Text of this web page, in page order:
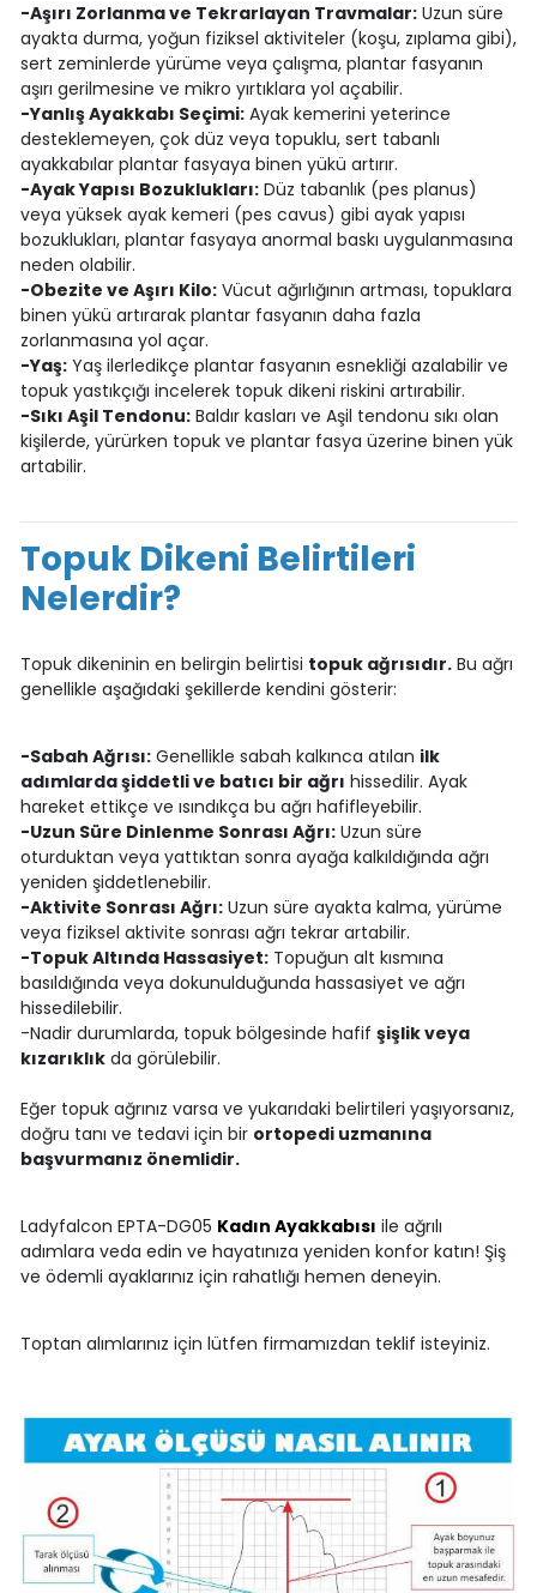
-Aşırı Zorlanma ve Tekrarlayan Travmalar:Uzun süre
ayakta durma, yoğun fiziksel aktiviteler (koşu, zıplama gibi),
sert zeminlerde yürüme veya çalışma, plantar fasyanın
aşırı gerilmesine ve mikro yırtıklara yol açabilir.
-Yanlış Ayakkabı Seçimi:Ayak kemerini yeterince
desteklemeyen, çok düz veya topuklu, sert tabanlı
ayakkabılar plantar fasyaya binen yükü artırır.
-Ayak Yapısı Bozuklukları:Düz tabanlık (pes planus)
veya yüksek ayak kemeri (pes cavus) gibi ayak yapısı
bozuklukları, plantar fasyaya anormal baskı uygulanmasına
neden olabilir.
-Obezite ve Aşırı Kilo:Vücut ağırlığının artması, topuklara
binen yükü artırarak plantar fasyanın daha fazla
zorlanmasına yol açar.
-Yaş:Yaş ilerledikçe plantar fasyanın esnekliği azalabilir ve
topuk yastıkçığı incelerek topuk dikeni riskini artırabilir.
-Sıkı Aşil Tendonu:Baldır kasları ve Aşil tendonu sıkı olan
kişilerde, yürürken topuk ve plantar fasya üzerine binen yük
artabilir.
Topuk Dikeni Belirtileri
Nelerdir?
Topuk dikeninin en belirgin belirtisi topuk ağrısıdır.Bu ağrı
genellikle aşağıdaki şekillerde kendini gösterir:
-Sabah Ağrısı:Genellikle sabah kalkınca atılan ilk
adımlarda şiddetli ve batıcı bir ağrı hissedilir. Ayak
hareket ettikçe ve ısındıkça bu ağrı hafifleyebilir.
-Uzun Süre Dinlenme Sonrası Ağrı:Uzun süre
oturduktan veya yattıktan sonra ayağa kalkıldığında ağrı
yeniden şiddetlenebilir.
-Aktivite Sonrası Ağrı:Uzun süre ayakta kalma, yürüme
veya fiziksel aktivite sonrası ağrı tekrar artabilir.
-Topuk Altında Hassasiyet:Topuğun alt kısmına
basıldığında veya dokunulduğunda hassasiyet ve ağrı
hissedilebilir.
-Nadir durumlarda, topuk bölgesinde hafif şişlik veya
kızarıklıkda görülebilir.
Eğer topuk ağrınız varsa ve yukarıdaki belirtileri yaşıyorsanız,
doğru tanı ve tedavi için bir ortopedi uzmanına
başvurmanız önemlidir.
Ladyfalcon EPTA-DG05 Kadın Ayakkabısı ile ağrılı
adımlara veda edin ve hayatınıza yeniden konfor katın! Şiş
ve ödemli ayaklarınız için rahatlığı hemen deneyin.
Toptan alımlarınız için lütfen firmamızdan teklif isteyiniz.